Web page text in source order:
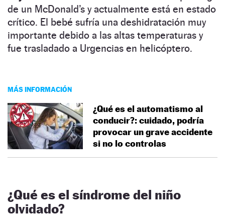
de un McDonald’s y actualmente está en estado
crítico. El bebé sufría una deshidratación muy
importante debido a las altas temperaturas y
fue trasladado a Urgencias en helicóptero.
MÁS INFORMACIÓN
¿Qué es el automatismo al
conducir?: cuidado, podría
provocar un grave accidente
si no lo controlas
¿Qué es el síndrome del niño
olvidado?